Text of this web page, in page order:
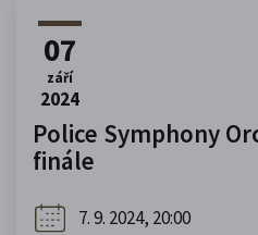
07
září
2024
Police Symphony
finále
7. 9. 2024, 20:00